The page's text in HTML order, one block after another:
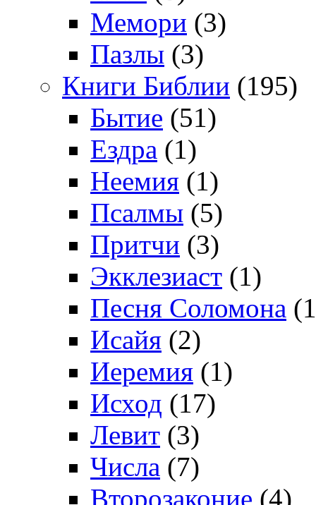
Мемори (3)
Пазлы (3)
Книги Библии (195)
Бытие (51)
Ездра (1)
Неемия (1)
Псалмы (5)
Притчи (3)
Экклезиаст (1)
Песня Соломона
Исайя (2)
Иеремия (1)
Исход (17)
Левит (3)
Числа (7)
Второзаконие (4)